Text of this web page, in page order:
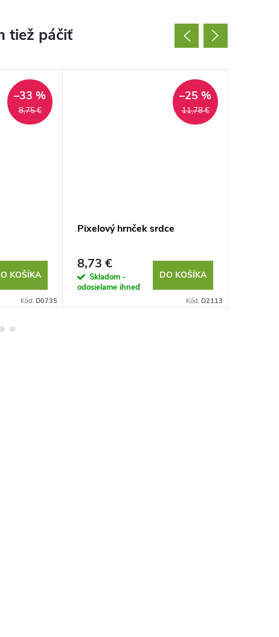
8,75 €
–33 %
KOŠÍKA
Kód: D0735
11,78 €
–25 %
Pixelový hrnček srdce
8,73 €
Skladom -
odosielame ihneď
DO KOŠÍKA
Kód: D2113